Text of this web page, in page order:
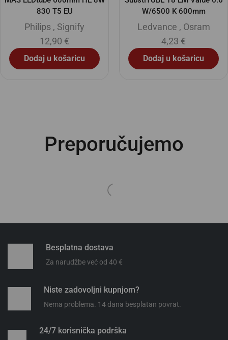
830 T5 EU
Philips , Signify
12,90 €
Dodaj u košaricu
W/6500 K 600mm
Ledvance , Osram
4,23 €
Dodaj u košaricu
Preporučujemo
Besplatna dostava
Za narudžbe već od 40 €
Niste zadovoljni kupnjom?
Nema problema. 14 dana besplatan povrat.
24/7 korisnička podrška